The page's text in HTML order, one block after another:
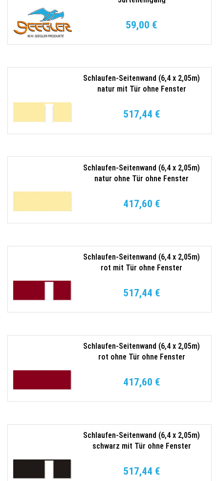
59,00 €
Schlaufen-Seitenwand (6,4 x 2,05m)
natur mit Tür ohne Fenster
517,44 €
Schlaufen-Seitenwand (6,4 x 2,05m)
natur ohne Tür ohne Fenster
417,60 €
Schlaufen-Seitenwand (6,4 x 2,05m)
rot mit Tür ohne Fenster
517,44 €
Schlaufen-Seitenwand (6,4 x 2,05m)
rot ohne Tür ohne Fenster
417,60 €
Schlaufen-Seitenwand (6,4 x 2,05m)
schwarz mit Tür ohne Fenster
517,44 €